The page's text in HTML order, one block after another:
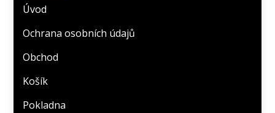
Úvod
Ochrana osobních údajů
Obchod
Košík
Pokladna